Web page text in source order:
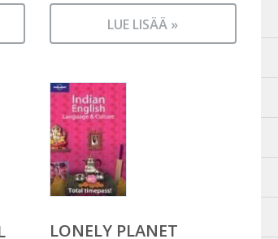
LUE LISÄÄ »
LONELY PLANET